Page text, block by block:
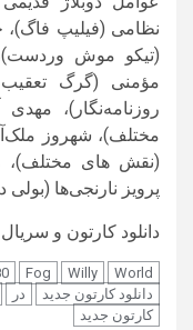
نظامی (فیلیپ
(تیکو موش وردست)،
مؤمنی (گرگ
روزنامه‌نگار)،
مختلف)، شهروز
(نقش های مختلف)،
پرویز نارنجی‌ها (بولی
دانلود کارتون و
Fog Willy World
دانلود کارتون جدید
در
کارتون جدید